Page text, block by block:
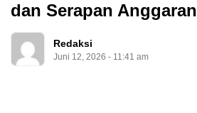
dan Serapan Anggaran
Redaksi
Juni 12, 2026 - 11:41 am